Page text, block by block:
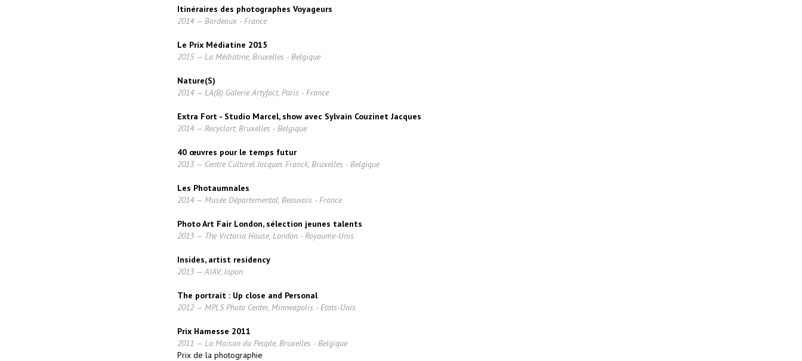
Itinéraires des photographes Voyageurs
2014 — Bordeaux - France
Le Prix Médiatine 2015
2015 — La Médiatine, Bruxelles - Belgique
Nature(S)
2014 — LA(B) Galerie Artyfact, Paris - France
Extra Fort - Studio Marcel, show avec Sylvain Couzinet Jacques
2014 — Recyclart, Bruxelles - Belgique
40 œuvres pour le temps futur
2013 — Centre Culturel Jacques Franck, Bruxelles - Belgique
Les Photaumnales
2014 — Musée Départemental, Beauvais - France
Photo Art Fair London, sélection jeunes talents
2013 — The Victoria House, London - Royaume-Unis
Insides, artist residency
2013 — AIAV, Japon
The portrait : Up close and Personal
2012 — MPLS Photo Center, Minneapolis - Etats-Unis
Prix Hamesse 2011
2011 — La Maison du Peuple, Bruxelles - Belgique
Prix de la photographie